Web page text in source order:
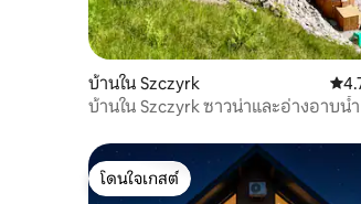
บ้านใน Szczyrk คะแ
บ้านใน Szczyrk ซาวน่าและอ่างอาบน้ำ
โดนใจเกสต์
โดนใจเกสต์